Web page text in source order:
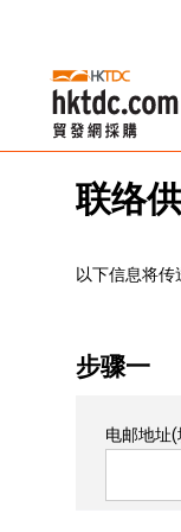
联络
以下信息将传
步骤一
电邮地址(